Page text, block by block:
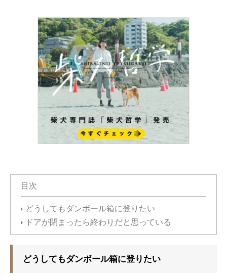
目次
どうしてもダンボール箱に登りたい
ドアが閉まったら終わりだと思っている
どうしてもダンボール箱に登りたい